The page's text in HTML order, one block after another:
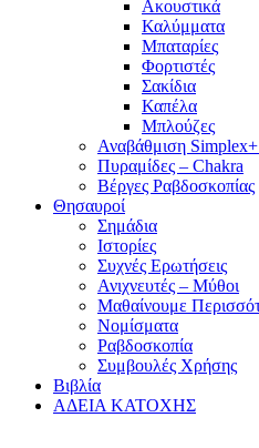
Ακουστικά
Καλύμματα
Μπαταρίες
Φορτιστές
Σακίδια
Καπέλα
Μπλούζες
Αναβάθμιση
Πυραμίδες – Chakra
Βέργες Ραβδοσκοπίας
Θησαυροί
Σημάδια
Ιστορίες
Συχνές Ερωτήσεις
Ανιχνευτές – Μύθοι
Μαθαίνουμε
Νομίσματα
Ραβδοσκοπία
Συμβουλές Χρήσης
Βιβλία
ΑΔΕΙΑ ΚΑΤΟΧΗΣ